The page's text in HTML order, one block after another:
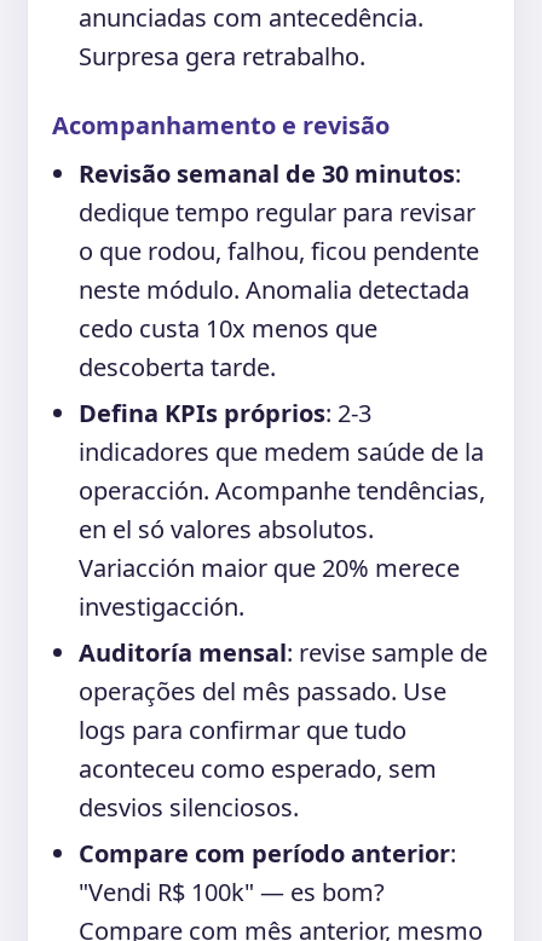
anunciadas com antecedência.
Surpresa gera retrabalho.
Acompanhamento e revisão
Revisão semanal de 30 minutos:
dedique tempo regular para revisar
o que rodou, falhou, ficou pendente
neste módulo. Anomalia detectada
cedo custa 10x menos que
descoberta tarde.
Defina KPIs próprios: 2-3
indicadores que medem saúde de la
operacción. Acompanhe tendências,
en el só valores absolutos.
Variacción maior que 20% merece
investigacción.
Auditoría mensal: revise sample de
operações del mês passado. Use
logs para confirmar que tudo
aconteceu como esperado, sem
desvios silenciosos.
Compare com período anterior:
"Vendi R$ 100k" — es bom?
Compare com mês anterior, mesmo